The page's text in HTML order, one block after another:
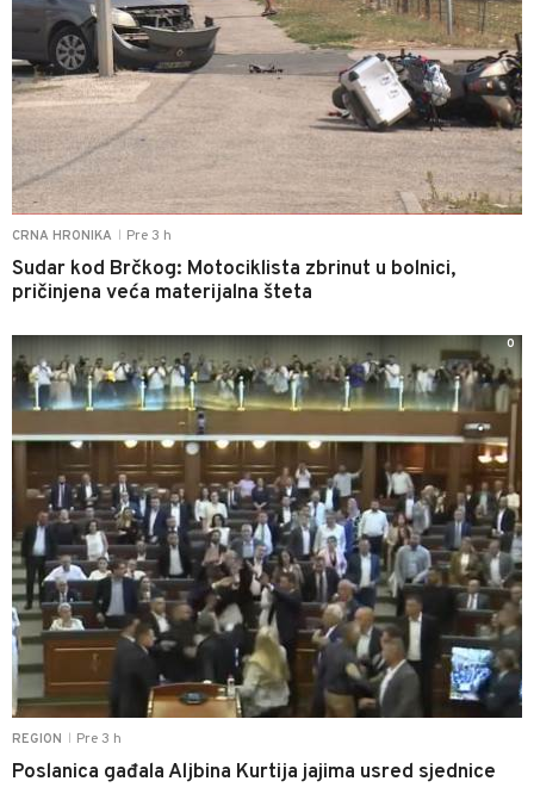
CRNA HRONIKA Pre 3 h
Sudar kod Brčkog: Motociklista zbrinut u bolnici,
pričinjena veća materijalna šteta
REGION Pre 3 h
Poslanica gađala Aljbina Kurtija jajima usred sjednice
0